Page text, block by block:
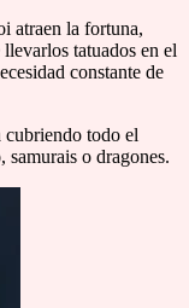
atraen la fortuna,
tatuados en el
constante de
cubriendo todo el
samurais o dragones.